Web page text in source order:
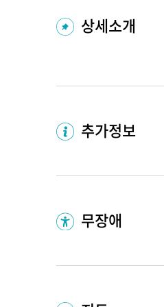
상세소개
추가정보
무장애